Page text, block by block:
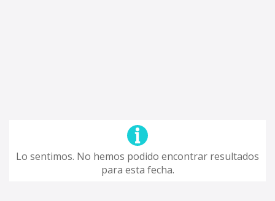
Lo sentimos. No hemos podido encontrar resultados
para esta fecha.